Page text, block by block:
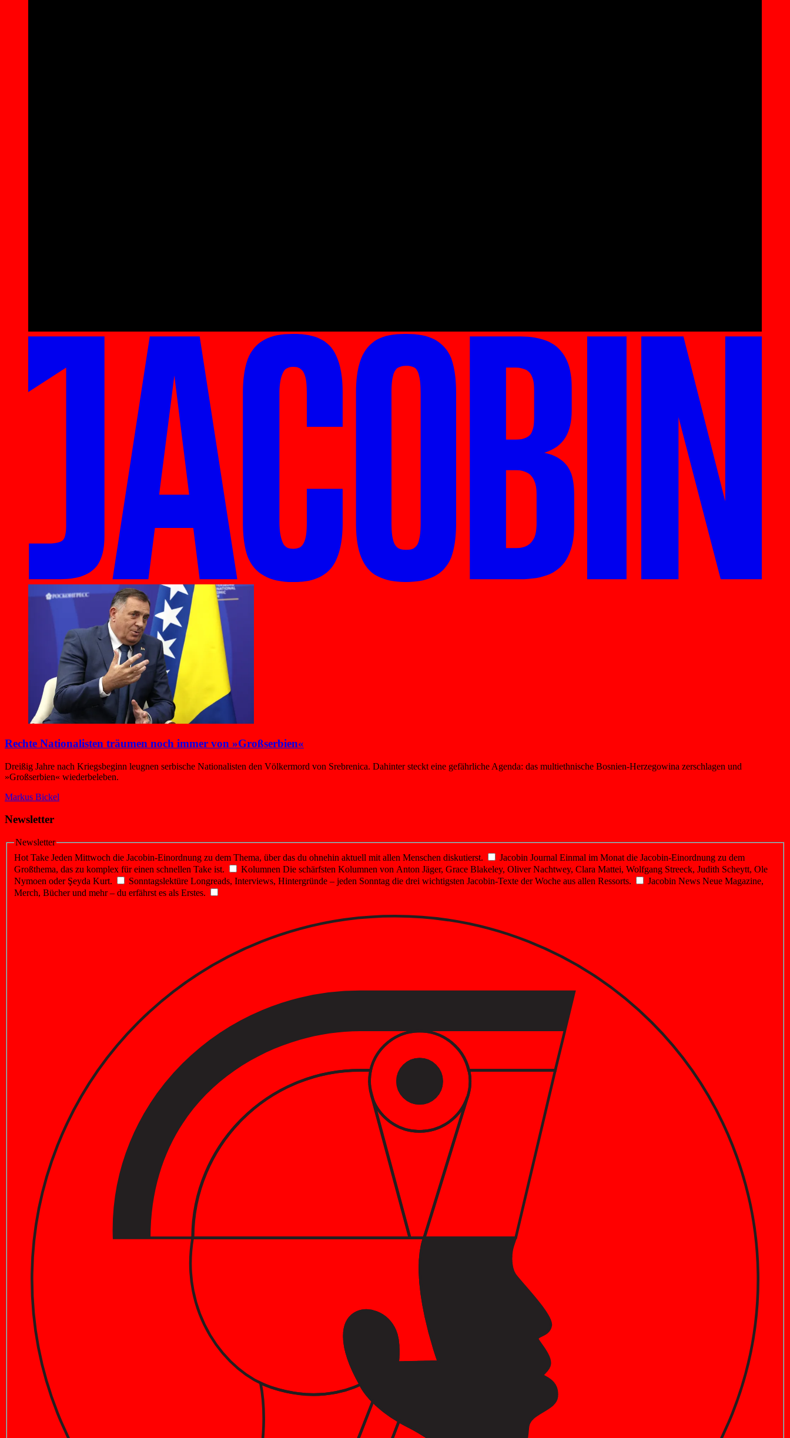
Rechte Nationalisten träumen noch immer von »Großserbien«
Dreißig Jahre nach Kriegsbeginn leugnen serbische Nationalisten den Völkermord von Srebrenica. Dahinter steckt eine gefährliche Agenda: das multiethnische Bosnien-Herzegowina zerschlagen und
»Großserbien« wiederbeleben.
Markus Bickel
Newsletter
Newsletter
Hot Take Jeden Mittwoch die Jacobin-Einordnung zu dem Thema, über das du ohnehin aktuell mit allen Menschen diskutierst. Jacobin Journal Einmal im Monat die Jacobin-Einordnung zu dem
Großthema, das zu komplex für einen schnellen Take ist.
Kolumnen Die schärfsten Kolumnen von Anton Jäger, Grace Blakeley, Oliver Nachtwey, Clara Mattei, Wolfgang Streeck, Judith Scheytt, Ole
Nymoen oder Şeyda Kurt.
Sonntagslektüre Longreads, Interviews, Hintergründe – jeden Sonntag die drei wichtigsten Jacobin-Texte der Woche aus allen Ressorts. Jacobin News Neue Magazine,
Merch, Bücher und mehr – du erfährst es als Erstes.